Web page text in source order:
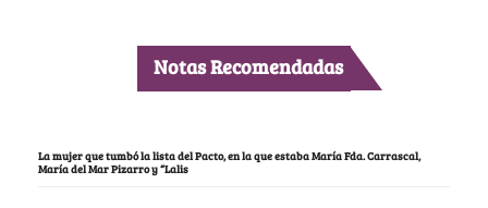
Notas Recomendadas
La mujer que tumbó la lista del Pacto, en la que estaba María Fda. Carrascal,
María del Mar Pizarro y “Lalis